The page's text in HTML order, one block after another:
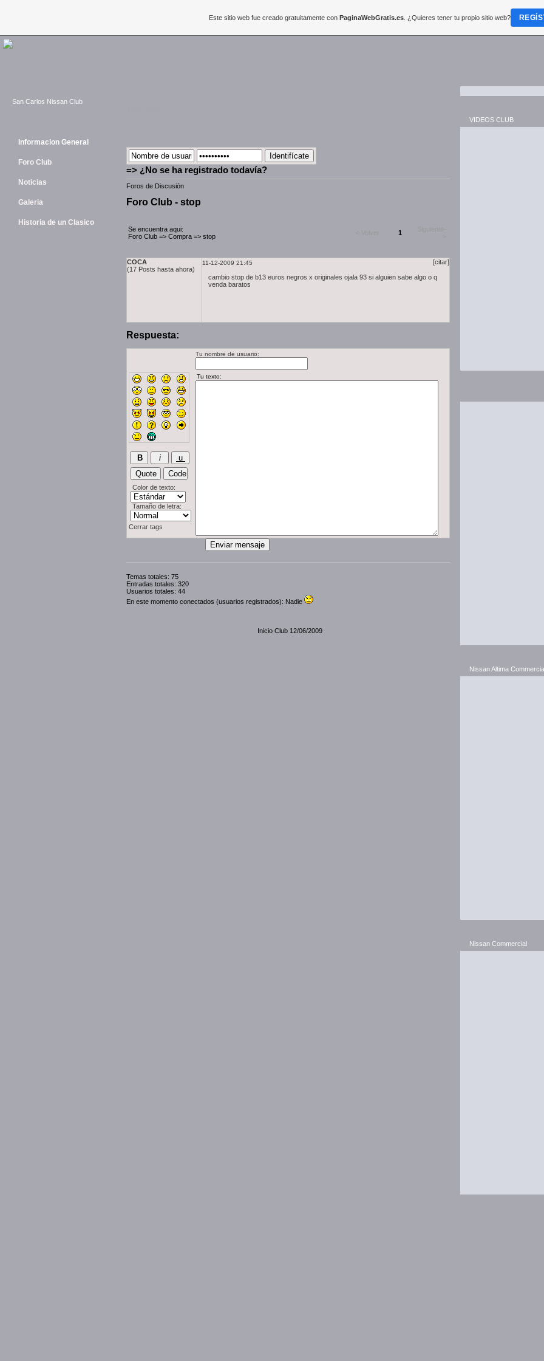
San Carlos Nissan Club
Informacion General
Foro Club
Noticias
Galeria
Historia de un Clasico
=> ¿No se ha registrado todavía?
Foros de Discusión
Foro Club - stop
Se encuentra aqui:
Foro Club => Compra => stop 1
COCA
(17 Posts hasta ahora)
11-12-2009 21:45 [citar]
cambio stop de b13 euros negros x originales ojala 93 si alguien sabe algo o q
venda baratos
Respuesta:
Tu nombre de usuario:
Color de texto:
Tamaño de letra:
Cerrar tags
Temas totales: 75
Entradas totales: 320
Usuarios totales: 44
En este momento conectados (usuarios registrados): Nadie
Inicio Club 12/06/2009
VIDEOS CLUB
Nissan Altima
Nissan Commercial
Este sitio web fue creado gratuitamente con PaginaWebGratis.es. ¿Quieres tener tu propio sitio web?